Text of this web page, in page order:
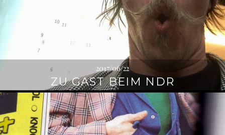
2017/06/22
ZU GAST BEIM NDR